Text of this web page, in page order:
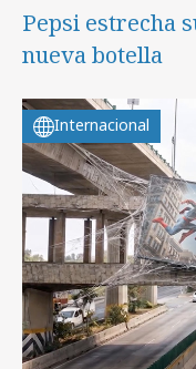
Pepsi estrecha
nueva botella
Internacional